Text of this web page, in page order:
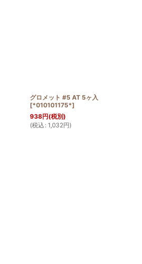
グロメット #5 AT 5ヶ入
[*010101175*]
938円(税別)
(税込 : 1,032円)